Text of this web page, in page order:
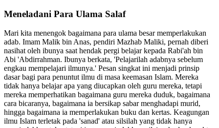
Meneladani Para Ulama Salaf
Mari kita menengok bagaimana para ulama besar memperlakukan
adab. Imam Malik bin Anas, pendiri Mazhab Maliki, pernah diberi
nasihat oleh ibunya saat hendak pergi belajar kepada Rabi'ah bin
Abi 'Abdirrahman. Ibunya berkata, 'Pelajarilah adabnya sebelum
engkau mempelajari ilmunya.' Pesan singkat ini menjadi prinsip
dasar bagi para penuntut ilmu di masa keemasan Islam. Mereka
tidak hanya belajar apa yang diucapkan oleh guru mereka, tetapi
mereka memperhatikan bagaimana guru mereka duduk, bagaimana
cara bicaranya, bagaimana ia bersikap sabar menghadapi murid,
hingga bagaimana ia memperlakukan buku dan kertas. Keagungan
ilmu Islam terletak pada 'sanad' atau silsilah yang tidak hanya